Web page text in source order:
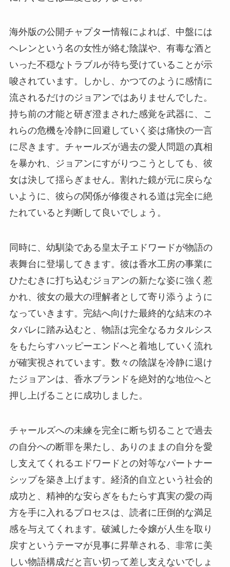
海外版の公開チャプター情報によれば、中盤には
ヘレンという名の女性が絡む陰謀や、有毒な酒と
いった不穏なトラブルが待ち受けていることが示
唆されています。しかし、かつてのように感情に
流されるだけのジョアンではありませんでした。
持ち前の才能と研ぎ澄まされた感覚を武器に、こ
れらの危機を冷静に回避していく姿は痛快の一言
に尽きます。チャールズが過去の愛人問題の真相
を暴かれ、ジョアンにすがりつこうとしても、彼
女は決して揺らぎません。割れた鏡が元に戻らな
いように、彼らの関係が修復される道は完全に絶
たれていると判断して良いでしょう。
同時に、幼馴染である皇太子エドワードが物語の
表舞台に登場してきます。彼は香水工房の事業に
ひたむきに打ち込むジョアンの新たな姿に強く惹
かれ、彼女の最大の理解者として寄り添うように
なっていきます。完結へ向けた最終的な結末のネ
タバレに踏み込むと、物語は完全なるカタルシス
をもたらすハッピーエンドへと着地していく流れ
が確実視されています。数々の陰謀を冷静に退け
たジョアンは、香水ブランドを絶対的な地位へと
押し上げることに成功しました。
チャールズへの未練を完全に断ち切ることで過去
の自分への断罪を果たし、ありのままの自分を愛
し支えてくれるエドワードとの対等なパートナー
シップを築き上げます。経済的自立という社会的
成功と、精神的な安らぎをもたらす真実の愛の両
方を手に入れるプロセスは、読者に圧倒的な満足
感を与えてくれます。破滅した令嬢が人生を取り
戻すというテーマが見事に昇華される、非常に美
しい物語構成だと言い切って差し支えないでしょ